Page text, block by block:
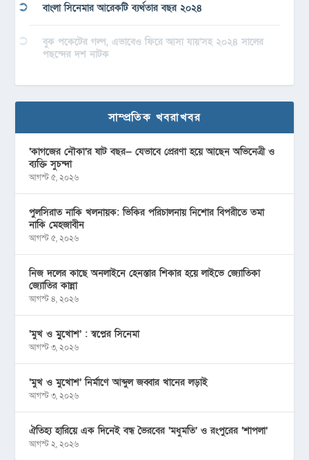
বাংলা সিনেমার আরেকটি ব্যর্থতার বছর ২০২৪
বুক পকেটের গল্প, এভাবেও ফিরে আসা যায়’সহ ২০২৪ সালের
পছন্দের দশ নাটক
সাম্প্রতিক খবরাখবর
‘কাগজের নৌকা’র ষাট বছর— যেভাবে প্রেরণা হয়ে আছেন অভিনেত্রী ও
ব্যক্তি সুচন্দা
আগস্ট ৫, ২০২৬
পুলসিরাত নাকি খলনায়ক: ভিকির পরিচালনায় নিশোর বিপরীতে তমা
নাকি মেহজাবীন
আগস্ট ৫, ২০২৬
নিজ দলের কাছে অনলাইনে হেনস্তার শিকার হয়ে লাইভে জ্যোতিকা
জ্যোতির কান্না
আগস্ট ৪, ২০২৬
‘মুখ ও মু্খোশ’ : স্বপ্নের সিনেমা
আগস্ট ৩, ২০২৬
‘মুখ ও মুখোশ’ নির্মাণে আব্দুল জব্বার খানের লড়াই
আগস্ট ৩, ২০২৬
ঐতিহ্য হারিয়ে এক দিনেই বন্ধ ভৈরবের ‘মধুমতি’ ও রংপুরের ‘শাপলা’
আগস্ট ২, ২০২৬